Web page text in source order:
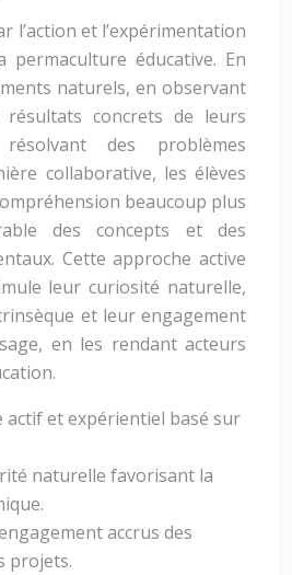
l’action et l’expérimentation
éducative. En
naturels, en observant
concrets de leurs
des problèmes
collaborative, les élèves
beaucoup plus
des concepts et des
Cette approche active
leur curiosité naturelle,
et leur engagement
en les rendant acteurs
actif et expérientiel basé sur
naturelle favorisant la
accrus des
projets.